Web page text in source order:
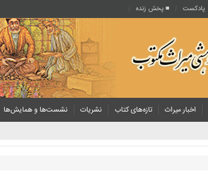
پادکست‌ ■ پخش زنده
اخبار میراث تازه‌های کتاب نشریات نشست‌ها و همایش‌ها